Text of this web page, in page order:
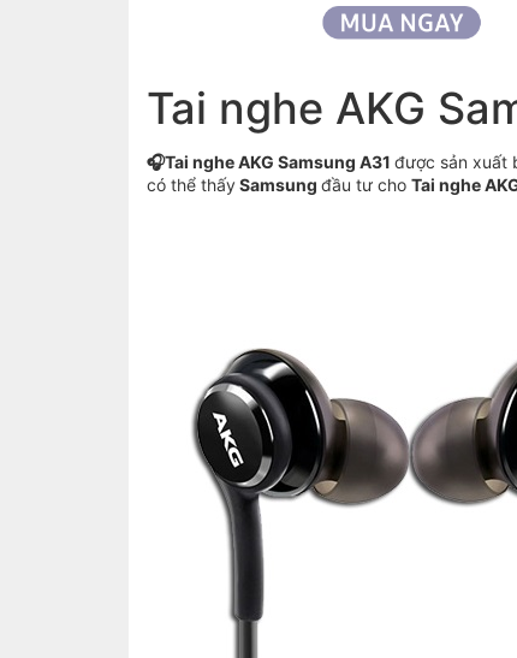
Tai nghe AKG
🎧Tai nghe AKG Samsung A31 được sản xuất
có thể thấySamsung đầu tư cho Tai nghe